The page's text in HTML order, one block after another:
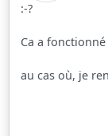
:-?
Ca a
au cas où, je